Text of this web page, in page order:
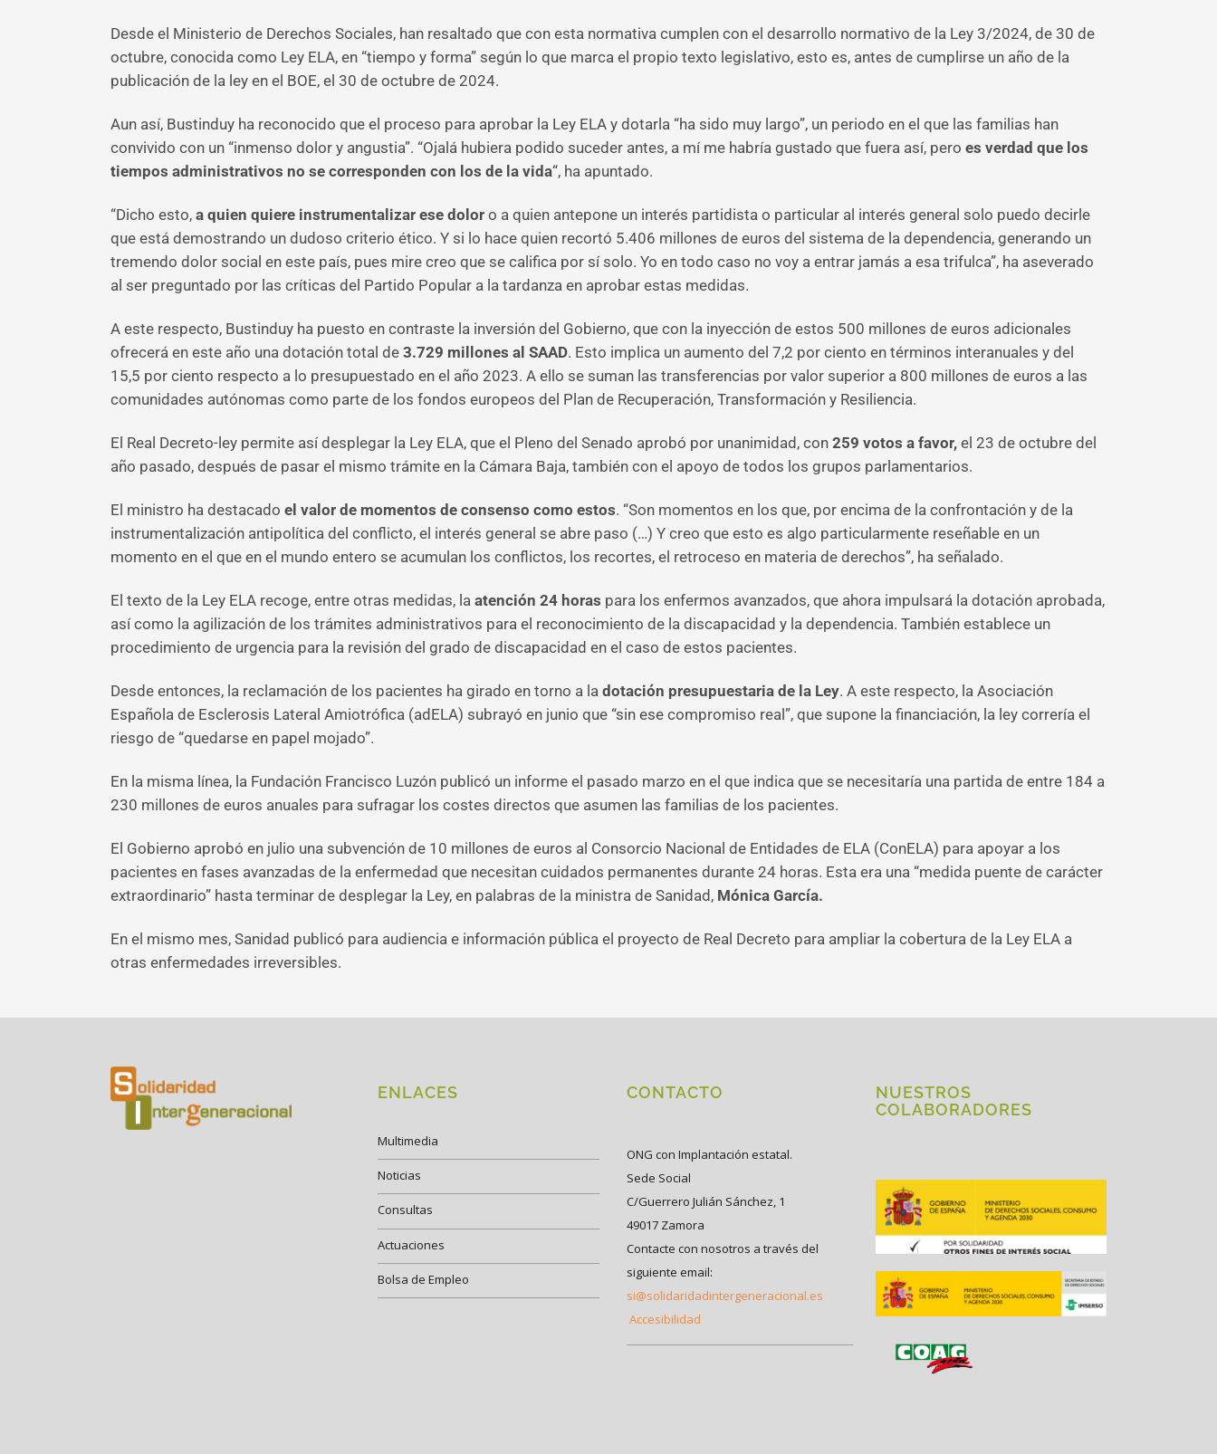
Desde el Ministerio de Derechos Sociales, han resaltado que con esta normativa cumplen con el desarrollo normativo de la Ley 3/2024, de 30 de
octubre, conocida como Ley ELA, en “tiempo y forma” según lo que marca el propio texto legislativo, esto es, antes de cumplirse un año de la
publicación de la ley en el BOE, el 30 de octubre de 2024.
Aun así, Bustinduy ha reconocido que el proceso para aprobar la Ley ELA y dotarla “ha sido muy largo”, un periodo en el que las familias han
convivido con un “inmenso dolor y angustia”. “Ojalá hubiera podido suceder antes, a mí me habría gustado que fuera así, pero es verdad que los
tiempos administrativos no se corresponden con los de la vida“, ha apuntado.
“Dicho esto, a quien quiere instrumentalizar ese dolor o a quien antepone un interés partidista o particular al interés general solo puedo decirle
que está demostrando un dudoso criterio ético. Y si lo hace quien recortó 5.406 millones de euros del sistema de la dependencia, generando un
tremendo dolor social en este país, pues mire creo que se califica por sí solo. Yo en todo caso no voy a entrar jamás a esa trifulca”, ha aseverado
al ser preguntado por las críticas del Partido Popular a la tardanza en aprobar estas medidas.
A este respecto, Bustinduy ha puesto en contraste la inversión del Gobierno, que con la inyección de estos 500 millones de euros adicionales
ofrecerá en este año una dotación total de 3.729 millones al SAAD. Esto implica un aumento del 7,2 por ciento en términos interanuales y del
15,5 por ciento respecto a lo presupuestado en el año 2023. A ello se suman las transferencias por valor superior a 800 millones de euros a las
comunidades autónomas como parte de los fondos europeos del Plan de Recuperación, Transformación y Resiliencia.
El Real Decreto-ley permite así desplegar la Ley ELA, que el Pleno del Senado aprobó por unanimidad, con 259 votos a favor, el 23 de octubre del
año pasado, después de pasar el mismo trámite en la Cámara Baja, también con el apoyo de todos los grupos parlamentarios.
El ministro ha destacado el valor de momentos de consenso como estos. “Son momentos en los que, por encima de la confrontación y de la
instrumentalización antipolítica del conflicto, el interés general se abre paso (…) Y creo que esto es algo particularmente reseñable en un
momento en el que en el mundo entero se acumulan los conflictos, los recortes, el retroceso en materia de derechos”, ha señalado.
El texto de la Ley ELA recoge, entre otras medidas, la atención 24 horas para los enfermos avanzados, que ahora impulsará la dotación aprobada,
así como la agilización de los trámites administrativos para el reconocimiento de la discapacidad y la dependencia. También establece un
procedimiento de urgencia para la revisión del grado de discapacidad en el caso de estos pacientes.
Desde entonces, la reclamación de los pacientes ha girado en torno a la dotación presupuestaria de la Ley. A este respecto, la Asociación
Española de Esclerosis Lateral Amiotrófica (adELA) subrayó en junio que “sin ese compromiso real”, que supone la financiación, la ley correría el
riesgo de “quedarse en papel mojado”.
En la misma línea, la Fundación Francisco Luzón publicó un informe el pasado marzo en el que indica que se necesitaría una partida de entre 184 a
230 millones de euros anuales para sufragar los costes directos que asumen las familias de los pacientes.
El Gobierno aprobó en julio una subvención de 10 millones de euros al Consorcio Nacional de Entidades de ELA (ConELA) para apoyar a los
pacientes en fases avanzadas de la enfermedad que necesitan cuidados permanentes durante 24 horas. Esta era una “medida puente de carácter
extraordinario” hasta terminar de desplegar la Ley, en palabras de la ministra de Sanidad, Mónica García.
En el mismo mes, Sanidad publicó para audiencia e información pública el proyecto de Real Decreto para ampliar la cobertura de la Ley ELA a
otras enfermedades irreversibles.
ENLACES
Multimedia
Noticias
Consultas
Actuaciones
Bolsa de Empleo
CONTACTO
ONG con Implantación estatal.
Sede Social
C/Guerrero Julián Sánchez, 1
49017 Zamora
Contacte con nosotros a través del
siguiente email:
si@solidaridadintergeneracional.es
Accesibilidad
NUESTROS
COLABORADORES